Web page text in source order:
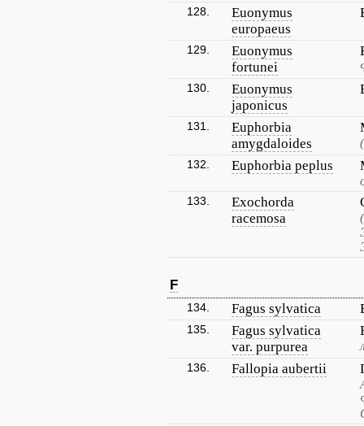
128.
Euonymus
europaeus
129.
Euonymus
fortunei
130.
Euonymus
japonicus
131.
Euphorbia
amygdaloides
132. Euphorbia peplus
133.
Exochorda
racemosa
F
134. Fagus sylvatica
135.
Fagus sylvatica
var. purpurea
136. Fallopia aubertii